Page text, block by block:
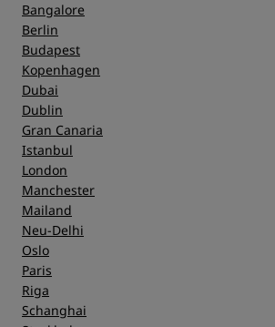
Bangalore
Berlin
Budapest
Kopenhagen
Dubai
Dublin
Gran Canaria
Istanbul
London
Manchester
Mailand
Neu-Delhi
Oslo
Paris
Riga
Schanghai